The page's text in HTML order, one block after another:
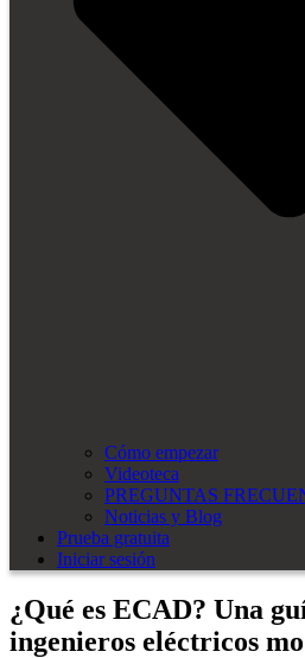
Cómo empezar
Videoteca
PREGUNTAS
Noticias y Blog
Prueba gratuita
Iniciar sesión
¿Qué es ECAD? Una
ingenieros eléctricos